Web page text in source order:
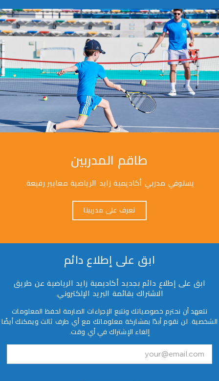
طاقم المدربين
يستوفي مدربي أكاديمية زايد الرياضية معايير رفيعة.
تعرف على مدربينا
ابق على إطلاع دائم
ابق على إطلاع دائم بجديد أكاديمية زايد الرياضية عن طريق
الاشتراك بقائمة البريد الإلكتروني.
نتعهد أن نحترم خصوصياتك ونتبع الإجراءات الصارمة لحفظ المعلومات
الشخصية. لن نقوم أبدًا بمشاركة معلوماتك مع أي طرف ثالث ويمكنك أيضًا
إلغاء الإشتراك في أي وقت.